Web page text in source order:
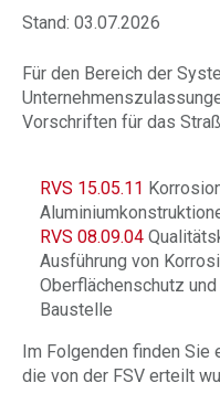
Stand: 03.07.2026
Für den Bereich der
Vorschriften für das
RVS 15.05.11
RVS 08.09.04
Ausführung von
Oberflächenschutz
Baustelle
Im Folgenden finden Sie
die von der FSV erteilt